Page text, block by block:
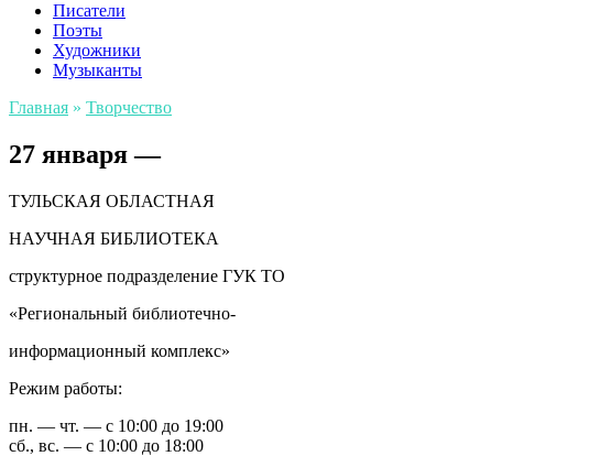
Писатели
Поэты
Художники
Музыканты
Главная » Творчество
27 января —
ТУЛЬСКАЯ ОБЛАСТНАЯ
НАУЧНАЯ БИБЛИОТЕКА
структурное подразделение ГУК ТО
«Региональный библиотечно-
информационный комплекс»
Режим работы:
пн. — чт. — с 10:00 до 19:00
сб., вс. — с 10:00 до 18:00